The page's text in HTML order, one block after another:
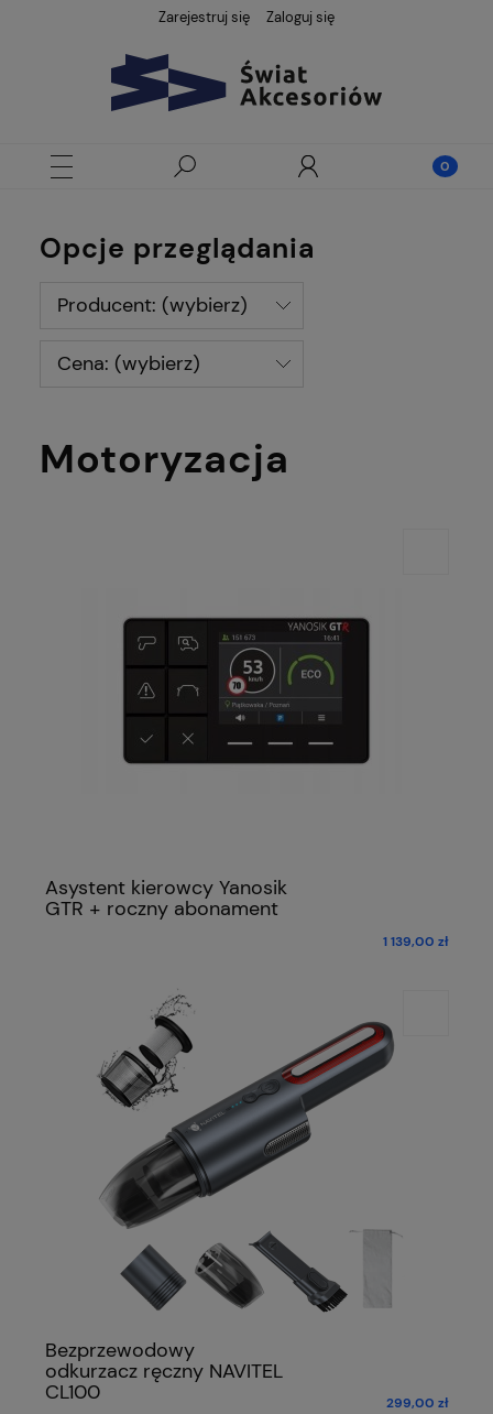
Zarejestruj się Zaloguj się
Opcje przeglądania
Producent: (wybierz)
Cena: (wybierz)
Motoryzacja
Asystent kierowcy Yanosik
GTR + roczny abonament
1 139,00 zł
Bezprzewodowy
odkurzacz ręczny NAVITEL
CL100 299,00 zł